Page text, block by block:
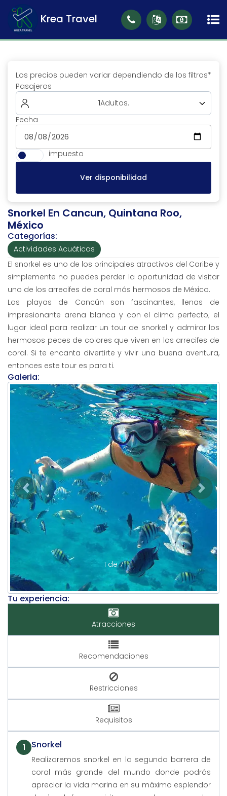
Krea Travel
Los precios pueden variar dependiendo de los filtros*
Pasajeros
1Adultos.
Adultos (18 a 99)
Fecha
impuesto
Ver disponibilidad
Snorkel En Cancun, Quintana Roo,
México
Categorías:
Actividades Acuáticas
El snorkel es uno de los principales atractivos del Caribe y
simplemente no puedes perder la oportunidad de visitar
uno de los arrecifes de coral más hermosos de México.
Las playas de Cancún son fascinantes, llenas de
impresionante arena blanca y con el clima perfecto; el
lugar ideal para realizar un tour de snorkel y admirar los
hermosos peces de colores que viven en los arrecifes de
coral. Si te encanta divertirte y vivir una buena aventura,
entonces este tour es para ti.
Galeria:
1 de 7
Previous Next
Tu experiencia:
Atracciones
Recomendaciones
Restricciones
Requisitos
1 Snorkel
Realizaremos snorkel en la segunda barrera de
coral más grande del mundo donde podrás
apreciar la vida marina en su máximo esplendor